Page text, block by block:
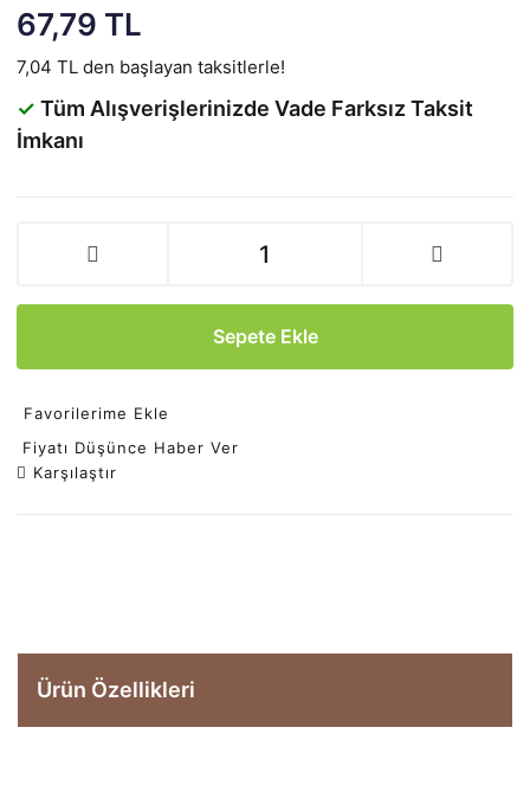
67,79 TL
7,04 TL den başlayan taksitlerle!
✓ Tüm Alışverişlerinizde Vade Farksız Taksit
İmkanı
Sepete Ekle
Favorilerime Ekle
Fiyatı Düşünce Haber Ver
Karşılaştır
Ürün Özellikleri